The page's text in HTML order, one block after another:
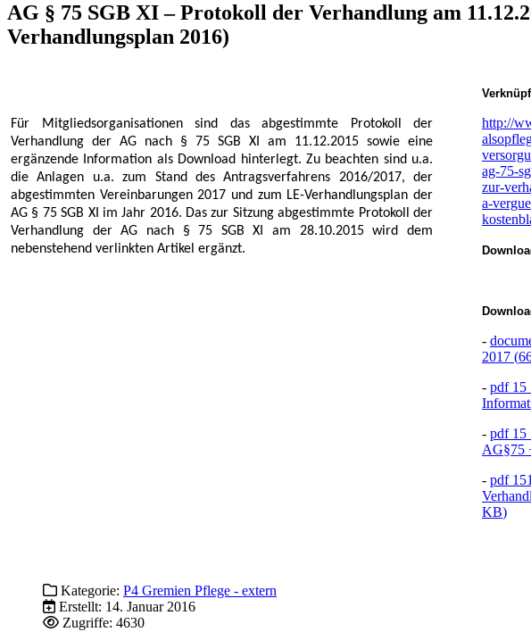
AG § 75 SGB XI – Protokoll der Verhandlung am
Verhandlungsplan 2016)
Für Mitgliedsorganisationen sind das abgestimmte Protokoll der
Verhandlung der AG nach § 75 SGB XI am 11.12.2015 sowie eine
ergänzende Information als Download hinterlegt. Zu beachten sind u.a.
die Anlagen u.a. zum Stand des Antragsverfahrens 2016/2017, der
abgestimmten Vereinbarungen 2017 und zum LE-Verhandlungsplan der
AG § 75 SGB XI im Jahr 2016. Das zur Sitzung abgestimmte Protokoll der
Verhandlung der AG nach § 75 SGB XI am 28.10.2015 wird dem
nebenstehend verlinkten Artikel ergänzt.
http://
ag-75-
zur-
a-
-
2017 (
- pdf15
- pdf15
AG§75
- pdf
KB)
Kategorie: P4 Gremien Pflege - extern
Erstellt: 14. Januar 2016
Zugriffe: 4630